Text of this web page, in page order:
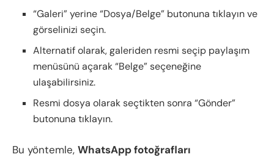
“Galeri” yerine “Dosya/Belge” butonuna tıklayın ve
görselinizi seçin.
Alternatif olarak, galeriden resmi seçip paylaşım
menüsünü açarak “Belge” seçeneğine
ulaşabilirsiniz.
Resmi dosya olarak seçtikten sonra “Gönder”
butonuna tıklayın.
Bu yöntemle, WhatsApp fotoğrafları